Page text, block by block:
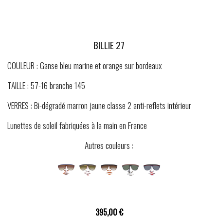
BILLIE 27
COULEUR : Ganse bleu marine et orange sur bordeaux
TAILLE : 57-16 branche 145
VERRES : Bi-dégradé marron jaune classe 2 anti-reflets intérieur
Lunettes de soleil fabriquées à la main en France
Autres couleurs :
395,00 €